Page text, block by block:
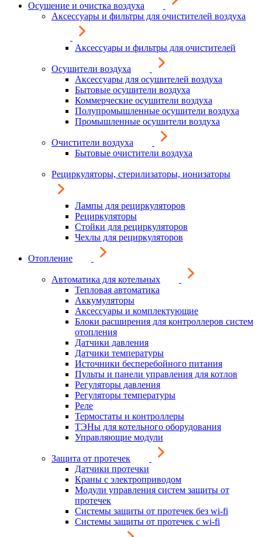
Осушение и очистка воздуха
Аксессуары и фильтры для очистителей воздуха
Аксессуары и фильтры для очистителей
Осушители воздуха
Аксессуары для осушителей воздуха
Бытовые осушители воздуха
Коммерческие осушители воздуха
Полупромышленные осушители воздуха
Промышленные осушители воздуха
Очистители воздуха
Бытовые очистители воздуха
Рециркуляторы, стерилизаторы, ионизаторы
Лампы для рециркуляторов
Рециркуляторы
Стойки для рециркуляторов
Чехлы для рециркуляторов
Отопление
Автоматика для котельных
Тепловая автоматика
Аккумуляторы
Аксессуары и комплектующие
Блоки расширения для контроллеров систем
отопления
Датчики давления
Датчики температуры
Источники бесперебойного питания
Пульты и панели управления для котлов
Регуляторы давления
Регуляторы температуры
Реле
Термостаты и контроллеры
ТЭНы для котельного оборудования
Управляющие модули
Защита от протечек
Датчики протечки
Краны с электроприводом
Модули управления систем защиты от
протечек
Системы защиты от протечек без wi-fi
Системы защиты от протечек с wi-fi